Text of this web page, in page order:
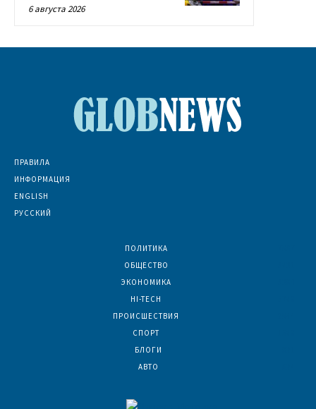
6 августа 2026
ПРАВИЛА
ИНФОРМАЦИЯ
ENGLISH
РУССКИЙ
ПОЛИТИКА
ОБЩЕСТВО
ЭКОНОМИКА
HI-TECH
ПРОИСШЕСТВИЯ
СПОРТ
БЛОГИ
АВТО